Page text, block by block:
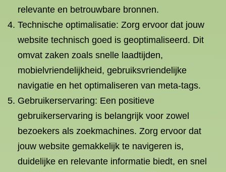
relevante en betrouwbare bronnen.
Technische optimalisatie: Zorg ervoor dat jouw
website technisch goed is geoptimaliseerd. Dit
omvat zaken zoals snelle laadtijden,
mobielvriendelijkheid, gebruiksvriendelijke
navigatie en het optimaliseren van meta-tags.
Gebruikerservaring: Een positieve
gebruikerservaring is belangrijk voor zowel
bezoekers als zoekmachines. Zorg ervoor dat
jouw website gemakkelijk te navigeren is,
duidelijke en relevante informatie biedt, en snel